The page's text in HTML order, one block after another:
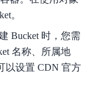
。
Bucket 时，您需
名称、所属地
以设置 CDN 官方